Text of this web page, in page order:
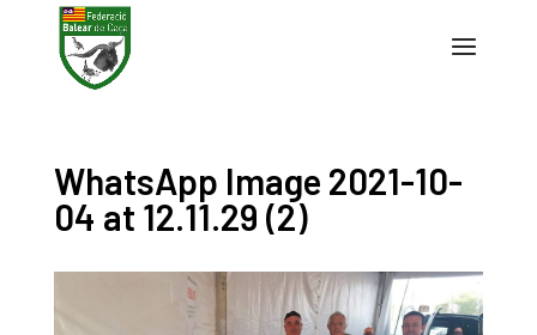
WhatsApp Image 2021-10-
04 at 12.11.29 (2)